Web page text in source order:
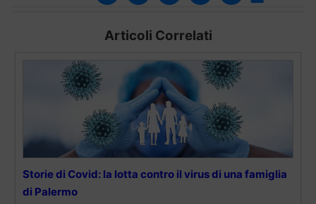
Articoli Correlati
Storie di Covid: la lotta contro il virus di una famiglia
di Palermo